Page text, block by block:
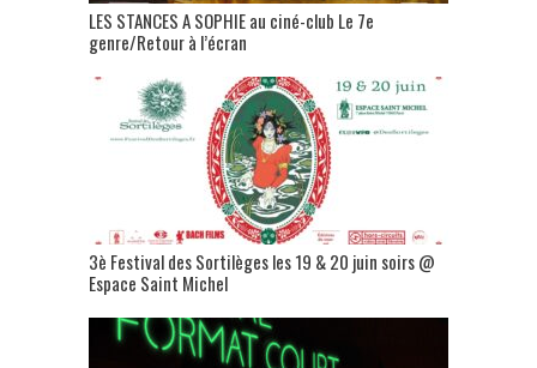
LES STANCES A SOPHIE au ciné-club Le 7e
genre/Retour à l’écran
3è Festival des Sortilèges les 19 & 20 juin soirs @
Espace Saint Michel